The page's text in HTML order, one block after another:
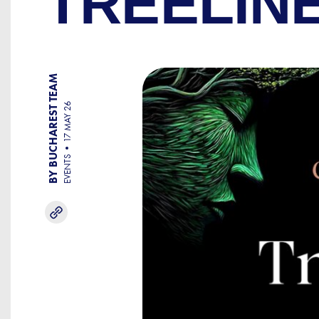
BY BUCHAREST TEAM EVENTS
17 MAY 26